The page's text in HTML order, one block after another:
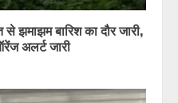
झमाझम बारिश का दौर जारी,
अलर्ट जारी